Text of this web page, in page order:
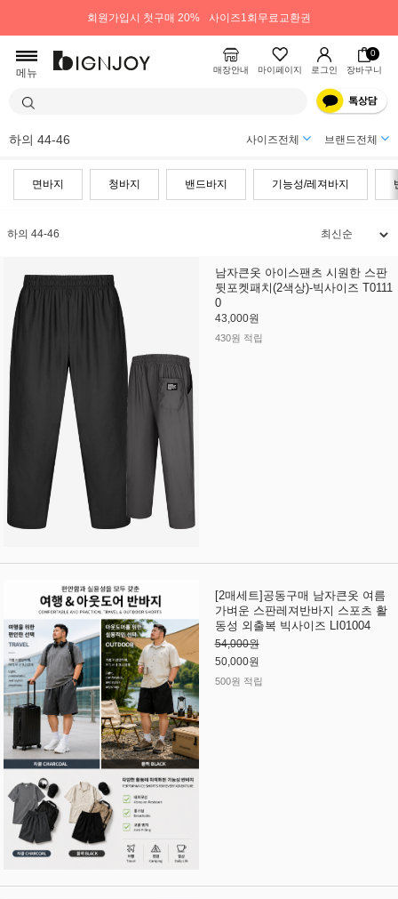
회원가입시 첫구매 20% 사이즈1회무료교환권
메뉴 매장안내 마이페이지 로그인
0
장바구니
하의 44-46 사이즈전체 브랜드전체
면바지 청바지 밴드바지 기능성/레져바지
하의 44-46
남자큰옷 아이스팬츠 시원한 스판
뒷포켓패치(2색상)-빅사이즈 T0111
0
43,000원
430원 적립
[2매세트]공동구매 남자큰옷 여름
가벼운 스판레져반바지 스포츠 활
동성 외출복 빅사이즈 LI01004
54,000원
50,000원
500원 적립